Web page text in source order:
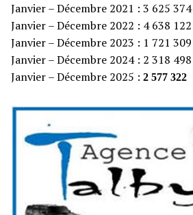
Janvier – Décembre 2021 : 3 625 374
Janvier – Décembre 2022 : 4 638 122
Janvier – Décembre 2023 : 1 721 309
Janvier – Décembre 2024 : 2 318 498
Janvier – Décembre 2025 :2 577 322